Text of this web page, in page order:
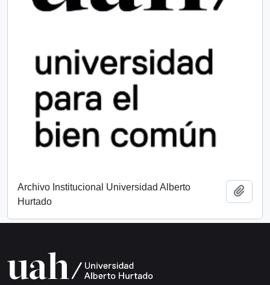
Archivo Institucional Universidad Alberto
Hurtado